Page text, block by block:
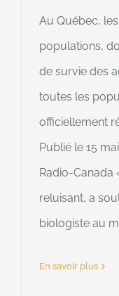
Au Québec,
populations,
de survie des
toutes les
officiellement
Publié le 15
Radio-Canada
reluisant, a
biologiste au
En savoir plus